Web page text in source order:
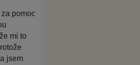
pomoc
mi to
jsem